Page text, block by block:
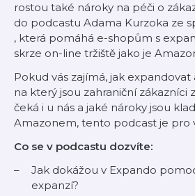
rostou také nároky na péči o
do podcastu Adama Kurzoka ze
, která pomáhá e-shopům s
skrze on-line tržiště jako je
Pokud vás zajímá, jak expandovat
na který jsou zahraniční zákazníci
čeká i u nás a jaké nároky jsou
Amazonem, tento podcast je pro
Co se v podcastu dozvíte:
Jak dokážou v Expando
expanzí?